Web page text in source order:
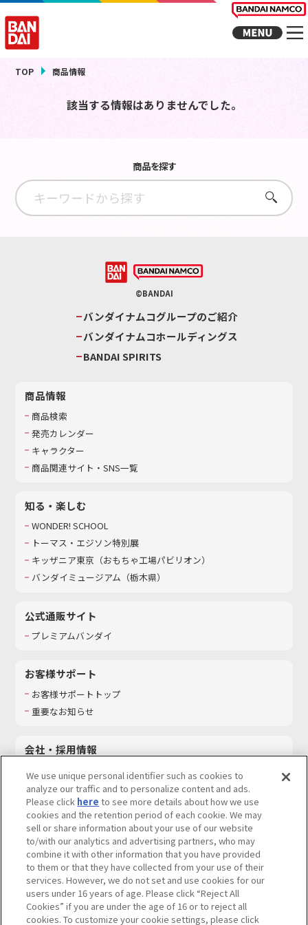
TOP 商品情報
該当する情報はありませんでした。
商品を探す
さがす
©BANDAI
バンダイナムコグループのご紹介
バンダイナムコホールディングス
BANDAI SPIRITS
商品情報
商品検索
発売カレンダー
キャラクター
商品関連サイト・SNS一覧
知る・楽しむ
WONDER! SCHOOL
トーマス・エジソン特別展
キッザニア東京（おもちゃ工場パビリオン）​
バンダイミュージアム（栃木県）
公式通販サイト
プレミアムバンダイ
お客様サポート
お客様サポートトップ
重要なお知らせ
会社・採用情報
採用情報
サステナビリティ
お問い合わせ
ウェブサイトご利用条件 ソーシャルメディアポリシー
個人情報及び特定個人情報等の取り扱いに関する保護方針
We use unique personal identifier such as cookies to
analyze our traffic and to personalize content and ads.
Please click here to see more details about how we use
cookies and the retention period of each cookie. We may
sell or share information about your use of our website
to/with our analytics and advertising partners, who may
combine it with other information that you have provided
to them or that they have collected from your use of their
services. However, we do not set and use cookies for our
users under 16 years of age. Please click “Reject All
Cookies” if you are under the age of 16 or to reject all
cookies. To customize your cookie settings, please click